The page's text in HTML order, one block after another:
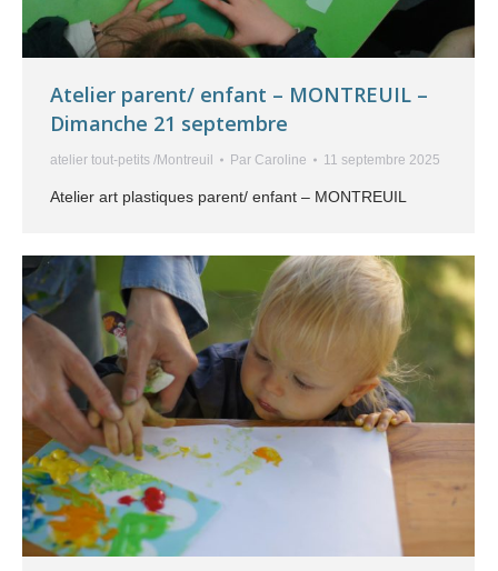
Atelier parent/ enfant – MONTREUIL –
Dimanche 21 septembre
atelier tout-petits /Montreuil Par Caroline 11 septembre 2025
Atelier art plastiques parent/ enfant – MONTREUIL